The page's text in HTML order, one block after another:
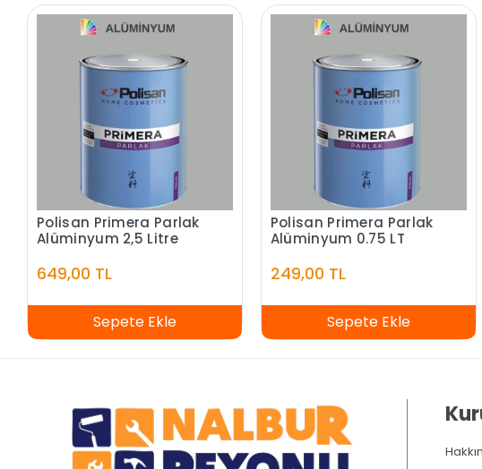
Polisan Primera Parlak
Alüminyum 2,5 Litre
649,00 TL
Sepete Ekle
Polisan Primera Parlak
Alüminyum 0.75 LT
249,00 TL
Sepete Ekle